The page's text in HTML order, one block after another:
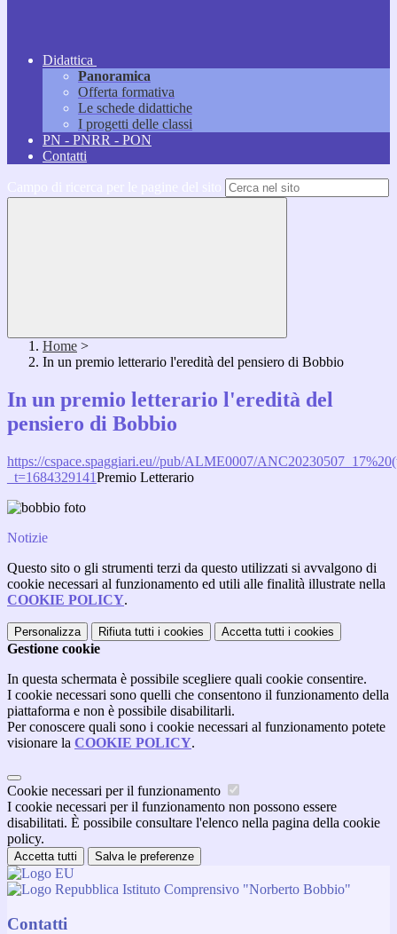
Didattica
Panoramica
Offerta formativa
Le schede didattiche
I progetti delle classi
PN - PNRR - PON
Contatti
Home >
In un premio letterario l'eredità del pensiero di Bobbio
In un premio letterario l'eredità del
pensiero di Bobbio
https://cspace.spaggiari.eu//pub/ALME0007/
_t=1684329141Premio Letterario
Notizie
Questo sito o gli strumenti terzi da questo utilizzati si avvalgono di
cookie necessari al funzionamento ed utili alle finalità illustrate nella
COOKIE POLICY.
Personalizza Rifiuta tutti i cookies Accetta tutti i cookies
Gestione cookie
In questa schermata è possibile scegliere quali cookie consentire.
I cookie necessari sono quelli che consentono il funzionamento della
piattaforma e non è possibile disabilitarli.
Per conoscere quali sono i cookie necessari al funzionamento potete
visionare la COOKIE POLICY.
Cookie necessari per il funzionamento
I cookie necessari per il funzionamento non possono essere
disabilitati. È possibile consultare l'elenco nella pagina della cookie
policy.
Accetta tutti Salva le preferenze
Istituto Comprensivo "Norberto Bobbio"
Contatti